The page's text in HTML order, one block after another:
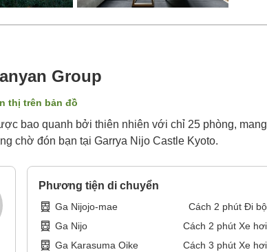
Group
thị trên bản đồ
bao quanh bởi thiên nhiên với chỉ 25 phòng,
chờ đón bạn tại Garrya Nijo Castle Kyoto.
Phương tiện di chuyển
Ga Nijojo-mae Cách 2 phút Đi bộ
Ga Nijo
Cách 2 phút Xe hơi
Ga Karasuma Oike
Cách 3 phút Xe hơi